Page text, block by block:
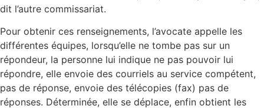
dit l’autre commissariat.
Pour obtenir ces renseignements, l’avocate appelle les
différentes équipes, lorsqu’elle ne tombe pas sur un
répondeur, la personne lui indique ne pas pouvoir lui
répondre, elle envoie des courriels au service compétent,
pas de réponse, envoie des télécopies (fax) pas de
réponses. Déterminée, elle se déplace, enfin obtient les